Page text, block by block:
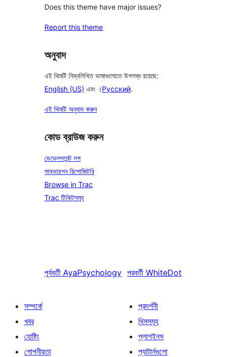
Does this theme have major issues?
Report this theme
অনুবাদ
এই থিমটি নিম্নলিখিত ভাষাগুলোতে উপলব্ধ রয়েছে:
English (US) এবং ।Русский.
এই থিমটি অনুবাদ করুন
কোড ব্রাউজ করুন
ডেভেলপমেন্ট লগ
সাবভারশন রিপোজিটরি
Browse in Trac
Trac টিকিটসমূহ
পূর্ববর্তী AyaPsychology পরবর্তী WhiteDot
সম্পর্কে
খবর
হোষ্টিং
গোপনীয়তা
প্রদর্শনী
থিমসমূহ
প্লাগইনস
প্যাটার্নগুলো